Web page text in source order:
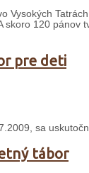
Vysokých
skoro 120
pre deti
sa
tábor